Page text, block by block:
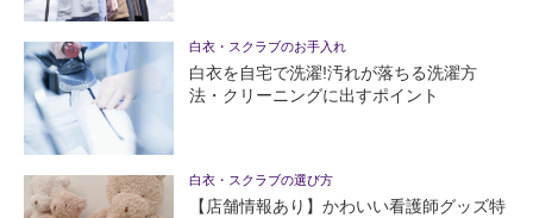
白衣・スクラブのお手入れ
白衣を自宅で洗濯!汚れが落ちる洗濯方
法・クリーニングに出すポイント
白衣・スクラブの選び方
【店舗情報あり】かわいい看護師グッズ特